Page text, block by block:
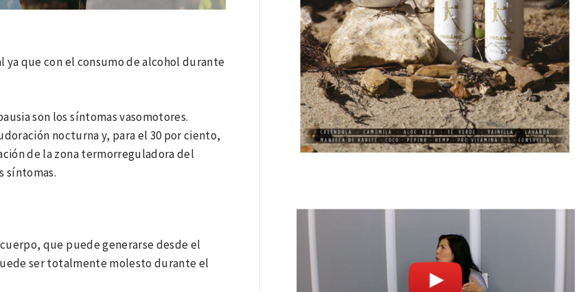
ya que con el consumo de alcohol durante
son los síntomas vasomotores.
nocturna y, para el 30 por ciento,
de la zona termorreguladora del
síntomas.
que puede generarse desde el
ser totalmente molesto durante el